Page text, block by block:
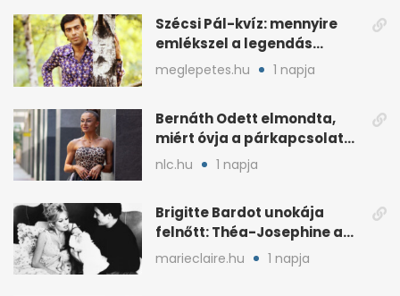
Szécsi Pál-kvíz: mennyire
emlékszel a legendás
énekes történetére?
meglepetes.hu 1 napja
Bernáth Odett elmondta,
miért óvja a párkapcsolatát
a nyilvánosságtól
nlc.hu 1 napja
Brigitte Bardot unokája
felnőtt: Théa-Josephine a
nagymamájára hasonlít
marieclaire.hu 1 napja